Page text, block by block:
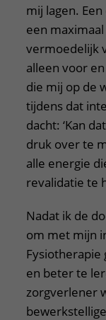
mij lagen.
een
vermoedelijk
alleen voor
die mij op de
tijdens dat
dacht: ‘Kan
druk over te
alle energie
revalidatie te
Nadat ik de
om met mijn
Fysiotherapie
en beter te
zorgverlener